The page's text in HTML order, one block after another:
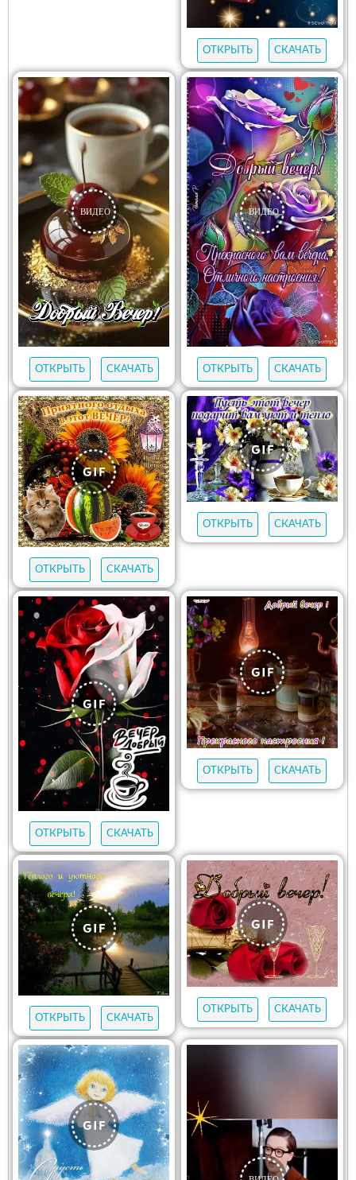
ОТКРЫТЬ СКАЧАТЬ
ОТКРЫТЬ СКАЧАТЬ ОТКРЫТЬ СКАЧАТЬ
ОТКРЫТЬ СКАЧАТЬ
ОТКРЫТЬ СКАЧАТЬ
ОТКРЫТЬ СКАЧАТЬ
ОТКРЫТЬ СКАЧАТЬ
ОТКРЫТЬ СКАЧАТЬ
ОТКРЫТЬ СКАЧАТЬ